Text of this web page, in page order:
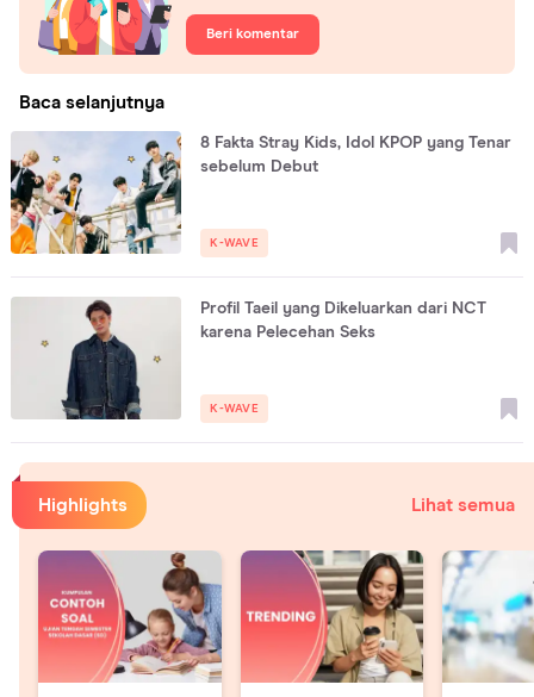
Beri komentar
Baca selanjutnya
8 Fakta Stray Kids, Idol KPOP yang Tenar
sebelum Debut
K-WAVE
Profil Taeil yang Dikeluarkan dari NCT
karena Pelecehan Seks
K-WAVE
Highlights Lihat semua